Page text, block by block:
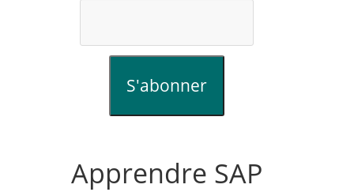
S'abonner
Apprendre SAP